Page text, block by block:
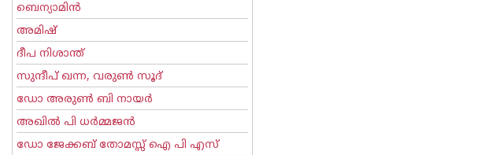
ബെന്യാമിന്‍
അമിഷ്
ദീപ നിശാന്ത്
സുന്ദീപ് ഖന്ന, വരുൺ സൂദ്
ഡോ അരുണ്‍ ബി നായര്‍
അഖില്‍ പി ധര്‍മ്മജന്‍
ഡോ ജേക്കബ് തോമസ്സ് ഐ പി എസ്